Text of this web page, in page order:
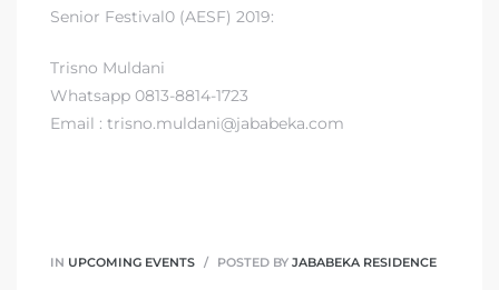
Senior Festival0 (AESF) 2019:
Trisno Muldani
Whatsapp 0813-8814-1723
Email : trisno.muldani@jababeka.com
IN UPCOMING EVENTS POSTED BY JABABEKA RESIDENCE